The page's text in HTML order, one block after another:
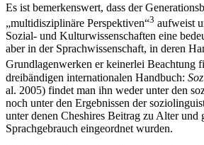
Es ist bemerkenswert, dass der
„multidisziplinäre Perspektiven“3 aufweist
Sozial- und Kulturwissenschaften eine
aber in der Sprachwissenschaft, in deren
Grundlagenwerken er keinerlei Beachtung
dreibändigen internationalen Handbuch:
al. 2005) findet man ihn weder unter den
noch unter den Ergebnissen der
unter denen Cheshires Beitrag zu Alter und
Sprachgebrauch eingeordnet wurden.